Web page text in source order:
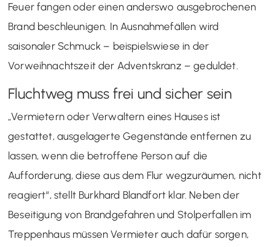
Feuer fangen oder einen anderswo ausgebrochenen
Brand beschleunigen. In Ausnahmefällen wird
saisonaler Schmuck – beispielswiese in der
Vorweihnachtszeit der Adventskranz – geduldet.
Fluchtweg muss frei und sicher sein
„Vermietern oder Verwaltern eines Hauses ist
gestattet, ausgelagerte Gegenstände entfernen zu
lassen, wenn die betroffene Person auf die
Aufforderung, diese aus dem Flur wegzuräumen, nicht
reagiert“, stellt Burkhard Blandfort klar. Neben der
Beseitigung von Brandgefahren und Stolperfallen im
Treppenhaus müssen Vermieter auch dafür sorgen,